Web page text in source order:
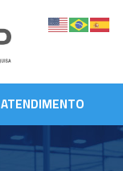
ATENDIMENTO